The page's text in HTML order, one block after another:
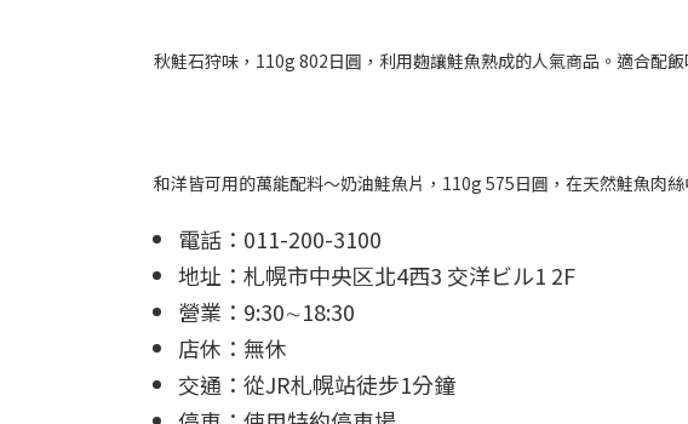
秋鮭石狩味，110g 802日圓，利用麴讓鮭魚熟成的人氣商品。適合配飯
和洋皆可用的萬能配料～奶油鮭魚片，110g 575日圓，在天然鮭魚肉
電話：011-200-3100
地址：札幌市中央区北4西3 交洋ビル1 2F
營業：9:30∼18:30
店休：無休
交通：從JR札幌站徒步1分鐘